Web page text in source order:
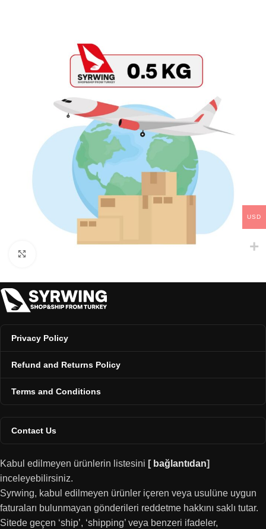
Privacy Policy
Refund and Returns Policy
Terms and Conditions
Contact Us
Kabul edilmeyen ürünlerin listesini [ bağlantıdan]
inceleyebilirsiniz.
Syrwing, kabul edilmeyen ürünler içeren veya usulüne uygun
faturaları bulunmayan gönderileri reddetme hakkını saklı tutar.
Sitede geçen ‘ship’, ‘shipping’ veya benzeri ifadeler,
USD